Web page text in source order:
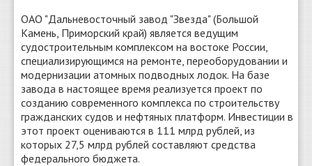
ОАО "Дальневосточный завод "Звезда" (Большой
Камень, Приморский край) является ведущим
судостроительным комплексом на востоке России,
специализирующимся на ремонте, переоборудовании и
модернизации атомных подводных лодок. На базе
завода в настоящее время реализуется проект по
созданию современного комплекса по строительству
гражданских судов и нефтяных платформ. Инвестиции в
этот проект оцениваются в 111 млрд рублей, из
которых 27,5 млрд рублей составляют средства
федерального бюджета.